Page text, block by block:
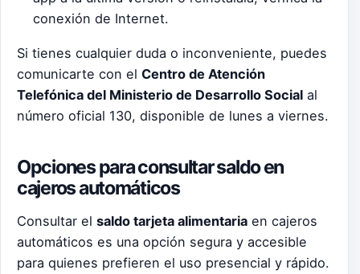
conexión de Internet.
Si tienes cualquier duda o inconveniente, puedes
comunicarte con el Centro de Atención
Telefónica del Ministerio de Desarrollo Social al
número oficial 130, disponible de lunes a viernes.
Opciones para consultar saldo en
cajeros automáticos
Consultar el saldo tarjeta alimentaria en cajeros
automáticos es una opción segura y accesible
para quienes prefieren el uso presencial y rápido.